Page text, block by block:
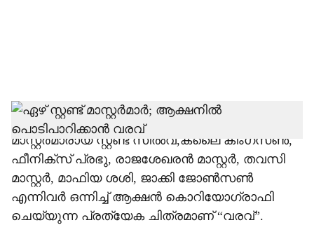
h
a
r
e
ദക്ഷിണേന്ത്യൻ സിനിമയിലെ പ്രമുഖ സ്റ്റണ്ട്
മാസ്റ്റർമാരായ സ്റ്റണ്ട് സിൽവ,കലൈ കിംഗ്സൺ,
ഫീനിക്സ് പ്രഭു, രാജശേഖരൻ മാസ്റ്റർ, തവസി
മാസ്റ്റർ, മാഫിയ ശശി, ജാക്കി ജോൺസൺ
എന്നിവർ ഒന്നിച്ച് ആക്ഷൻ കൊറിയോഗ്രാഫി
ചെയ്യുന്ന പ്രത്യേക ചിത്രമാണ് “വരവ്”.